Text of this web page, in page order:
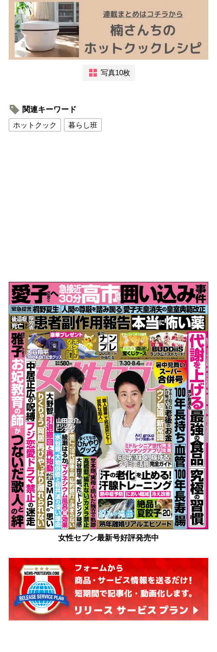
写真10枚
関連キーワード
ホットクック
暮らし班
女性セブン最新号好評発売中